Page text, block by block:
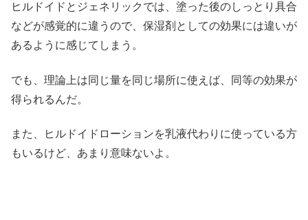
ヒルドイドとジェネリックでは、塗った後のしっとり具合
などが感覚的に違うので、保湿剤としての効果には違いが
あるように感じてしまう。
でも、理論上は同じ量を同じ場所に使えば、同等の効果が
得られるんだ。
また、ヒルドイドローションを乳液代わりに使っている方
もいるけど、あまり意味ないよ。